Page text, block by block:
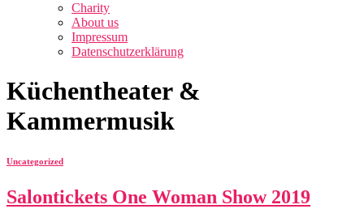
Charity
About us
Impressum
Datenschutzerklärung
Küchentheater &
Kammermusik
Uncategorized
Salontickets One Woman Show 2019